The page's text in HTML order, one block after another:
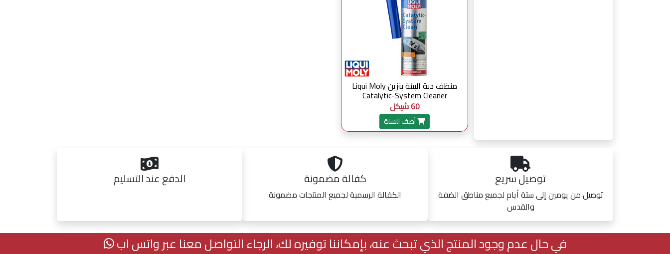
منظف دبة البيئة بنزين Liqui Moly
Catalytic-System Cleaner
60 شيكل
أضف للسلة
توصيل سريع
توصيل من يومين إلى ستة أيام لجميع مناطق الضفة
والقدس
كفالة مضمونة
الكفالة الرسمية لجميع المنتجات مضمونة
الدفع عند التسليم
في حال عدم وجود المنتج الذي تبحث عنه، بإمكاننا توفيره لك، الرجاء التواصل معنا عبر واتس اب